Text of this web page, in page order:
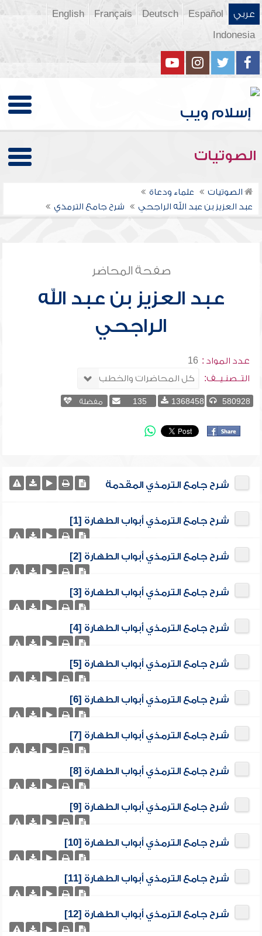
عربي Español
Deutsch
Français
English
Indonesia
الصوتيات
الصوتيات
علماء ودعاة
عبد العزيز بن عبد الله الراجحي
شرح جامع الترمذي
صفحة المحاضر
عبد العزيز بن عبد الله
الراجحي
عدد المواد : 16
التــصنـيــف:
580928
1368458
135 مفضلة
شرح جامع الترمذي المقدمة
شرح جامع الترمذي أبواب الطهارة [1]
شرح جامع الترمذي أبواب الطهارة [2]
شرح جامع الترمذي أبواب الطهارة [3]
شرح جامع الترمذي أبواب الطهارة [4]
شرح جامع الترمذي أبواب الطهارة [5]
شرح جامع الترمذي أبواب الطهارة [6]
شرح جامع الترمذي أبواب الطهارة [7]
شرح جامع الترمذي أبواب الطهارة [8]
شرح جامع الترمذي أبواب الطهارة [9]
شرح جامع الترمذي أبواب الطهارة [10]
شرح جامع الترمذي أبواب الطهارة [11]
شرح جامع الترمذي أبواب الطهارة [12]